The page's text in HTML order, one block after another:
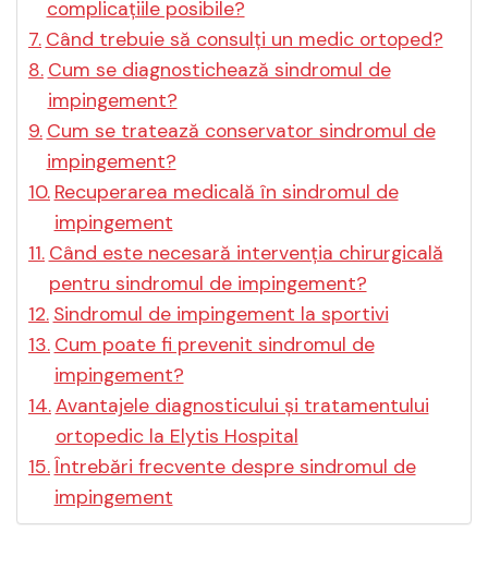
complicațiile posibile?
Când trebuie să consulți un medic ortoped?
Cum se diagnostichează sindromul de
impingement?
Cum se tratează conservator sindromul de
impingement?
Recuperarea medicală în sindromul de
impingement
Când este necesară intervenția chirurgicală
pentru sindromul de impingement?
Sindromul de impingement la sportivi
Cum poate fi prevenit sindromul de
impingement?
Avantajele diagnosticului și tratamentului
ortopedic la Elytis Hospital
Întrebări frecvente despre sindromul de
impingement